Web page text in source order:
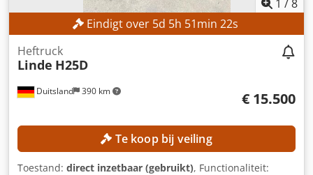
1 /8
Eindigt over 5d 5h 51min 21s
Duitsland 390 km
Heftruck
Linde H25D
€ 15.500
Te koop bij veiling
Toestand: direct inzetbaar (gebruikt), Functionaliteit: